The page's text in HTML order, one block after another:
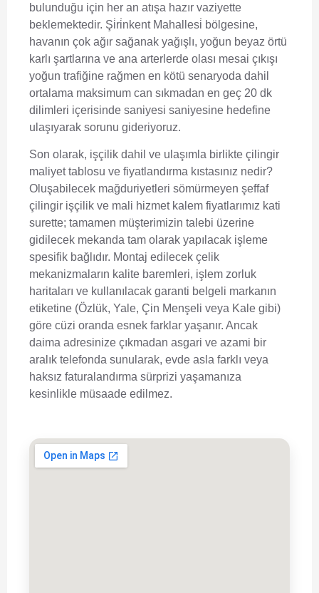
bulunduğu için her an atışa hazır vaziyette
beklemektedir. Şi̇ri̇nkent Mahallesi̇ bölgesine,
havanın çok ağır sağanak yağışlı, yoğun beyaz örtü
karlı şartlarına ve ana arterlerde olası mesai çıkışı
yoğun trafiğine rağmen en kötü senaryoda dahil
ortalama maksimum can sıkmadan en geç 20 dk
dilimleri içerisinde saniyesi saniyesine hedefine
ulaşıyarak sorunu gideriyoruz.
Son olarak, işçilik dahil ve ulaşımla birlikte çilingir
maliyet tablosu ve fiyatlandırma kıstasınız nedir?
Oluşabilecek mağduriyetleri sömürmeyen şeffaf
çilingir işçilik ve mali hizmet kalem fiyatlarımız kati
surette; tamamen müşterimizin talebi üzerine
gidilecek mekanda tam olarak yapılacak işleme
spesifik bağlıdır. Montaj edilecek çelik
mekanizmaların kalite baremleri, işlem zorluk
haritaları ve kullanılacak garanti belgeli markanın
etiketine (Özlük, Yale, Çin Menşeli veya Kale gibi)
göre cüzi oranda esnek farklar yaşanır. Ancak
daima adresinize çıkmadan asgari ve azami bir
aralık telefonda sunularak, evde asla farklı veya
haksız faturalandırma sürprizi yaşamanıza
kesinlikle müsaade edilmez.